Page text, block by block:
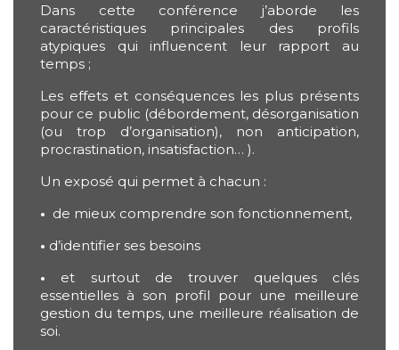
Dans cette conférence j’aborde les
caractéristiques principales des profils
atypiques qui influencent leur rapport au
temps ;
Les effets et conséquences les plus présents
pour ce public (débordement, désorganisation
(ou trop d’organisation), non anticipation,
procrastination, insatisfaction… ).
Un exposé qui permet à chacun :
• de mieux comprendre son fonctionnement,
• d’identifier ses besoins
• et surtout de trouver quelques clés
essentielles à son profil pour une meilleure
gestion du temps, une meilleure réalisation de
soi.